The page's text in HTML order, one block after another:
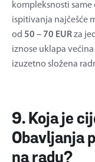
kompleksnosti same
ispitivanja najčešće
od 50 – 70 EURza
iznose uklapa
izuzetno složena
9. Koja je
Obavljanja
na radu?